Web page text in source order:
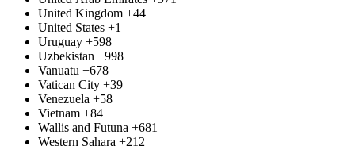
United Kingdom +44
United States +1
Uruguay +598
Uzbekistan +998
Vanuatu +678
Vatican City +39
Venezuela +58
Vietnam +84
Wallis and Futuna +681
Western Sahara +212